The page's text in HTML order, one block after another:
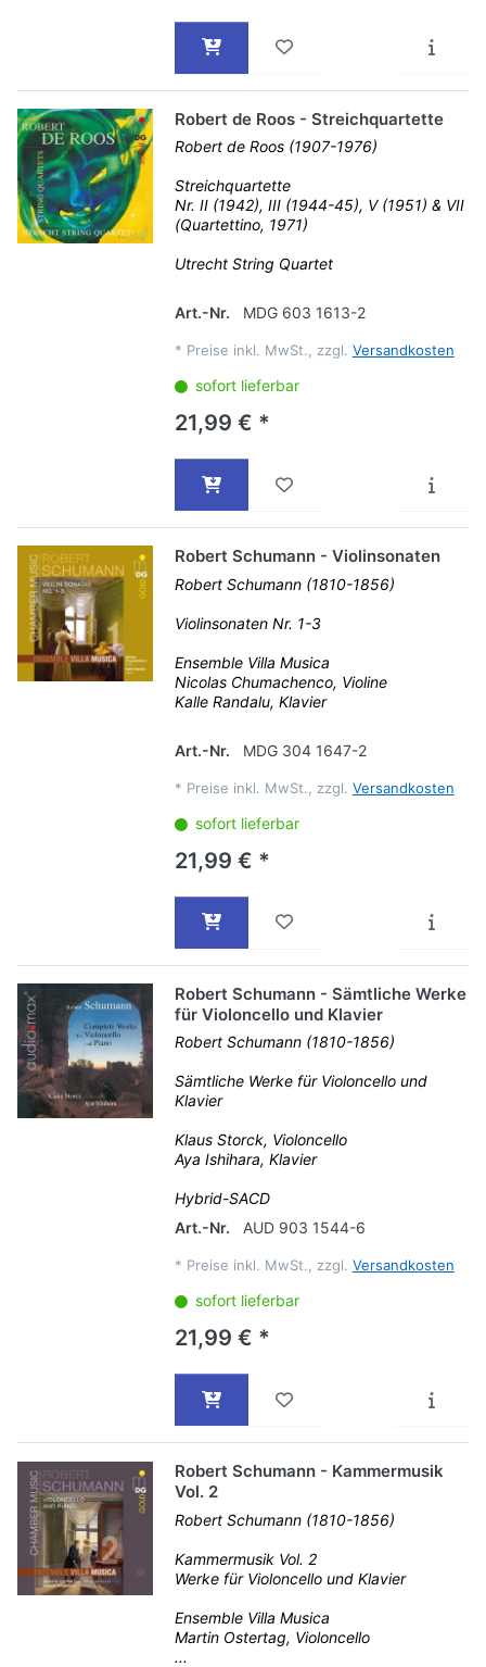
Robert de Roos - Streichquartette
Robert de Roos (1907-1976)
Streichquartette
Nr. II (1942), III (1944-45), V (1951) & VII
(Quartettino, 1971)
Utrecht String Quartet
Art.-Nr. MDG 603 1613-2
* Preise inkl. MwSt., zzgl. Versandkosten
sofort lieferbar
21,99 € *
Robert Schumann - Violinsonaten
Robert Schumann (1810-1856)
Violinsonaten Nr. 1-3
Ensemble Villa Musica
Nicolas Chumachenco, Violine
Kalle Randalu, Klavier
Art.-Nr. MDG 304 1647-2
* Preise inkl. MwSt., zzgl. Versandkosten
sofort lieferbar
21,99 € *
Robert Schumann - Sämtliche Werke
für Violoncello und Klavier
Robert Schumann (1810-1856)
Sämtliche Werke für Violoncello und
Klavier
Klaus Storck, Violoncello
Aya Ishihara, Klavier
Hybrid-SACD
Art.-Nr.
AUD 903 1544-6
* Preise inkl. MwSt., zzgl. Versandkosten
sofort lieferbar
21,99 € *
Robert Schumann - Kammermusik
Vol. 2
Robert Schumann (1810-1856)
Kammermusik Vol. 2
Werke für Violoncello und Klavier
Ensemble Villa Musica
Martin Ostertag, Violoncello
...